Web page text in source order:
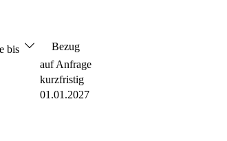
bis
Bezug
auf Anfrage
kurzfristig
01.01.2027